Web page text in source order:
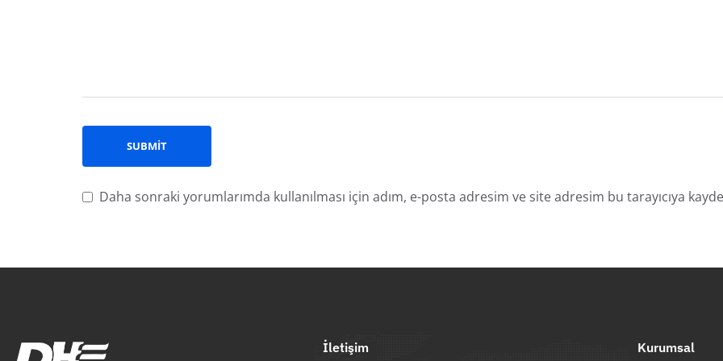
Daha sonraki yorumlarımda kullanılması için adım, e-posta adresim ve site adresim bu tarayıcıya
İletişim Kurumsal